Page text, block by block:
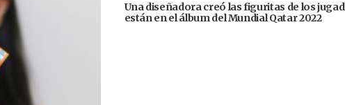
Una diseñadora creó las figuritas de los
están en el álbum del Mundial Qatar 2022